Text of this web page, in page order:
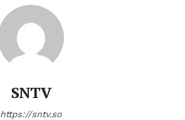
SNTV
https://sntv.so